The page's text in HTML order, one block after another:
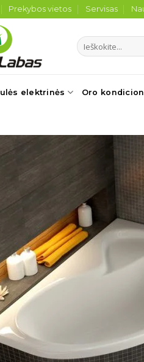
Prekybos vietos Servisas
Ieškoti:
elektrinės Oro